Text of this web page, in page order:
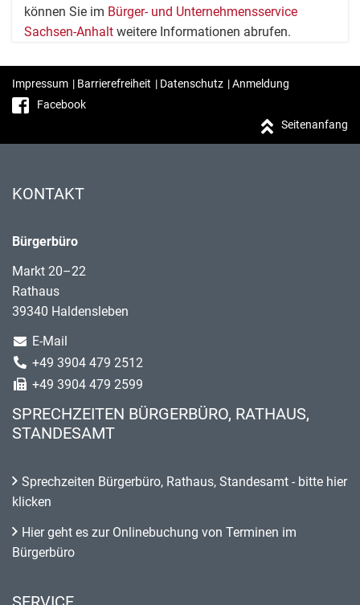
können Sie im Bürger- und Unternehmensservice
Sachsen-Anhalt weitere Informationen abrufen.
Impressum | Barrierefreiheit | Datenschutz |Anmeldung
Facebook
Seitenanfang
KONTAKT
Bürgerbüro
Markt 20–22
Rathaus
39340 Haldensleben
E-Mail
+49 3904 479 2512
+49 3904 479 2599
SPRECHZEITEN BÜRGERBÜRO, RATHAUS,
STANDESAMT
Sprechzeiten Bürgerbüro, Rathaus, Standesamt - bitte hier
klicken
Hier geht es zur Onlinebuchung von Terminen im
Bürgerbüro